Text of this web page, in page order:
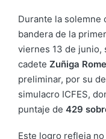
Durante la solemne
bandera de la
viernes 13 de junio,
cadete Zuñiga
preliminar, por su
simulacro ICFES,
puntaje de 429
Este logro refleja